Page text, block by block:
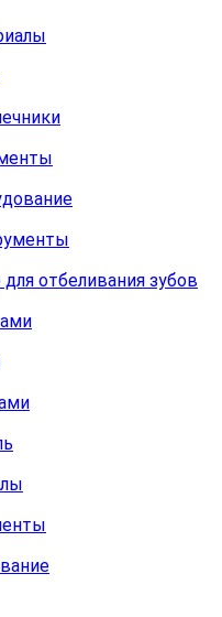
отбеливания зубов